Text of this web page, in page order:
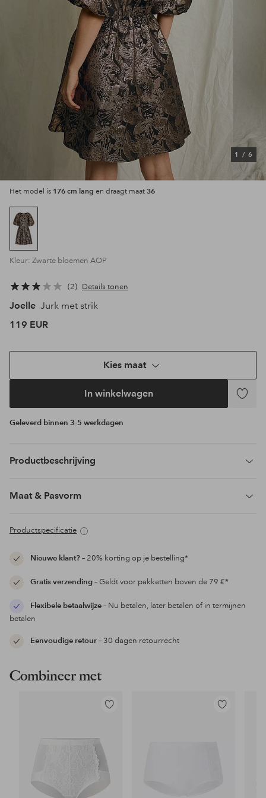
1 / 6
Het model is 176 cm lang en draagt maat 36
Kleur: Zwarte bloemen AOP
2 Details tonen
Joelle Jurk met strik
119 EUR
Kies maat
In winkelwagen
Geleverd binnen 3-5 werkdagen
Productbeschrijving
Maat & Pasvorm
Productspecificatie
Nieuwe klant?– 20% korting op je bestelling*
Gratis verzending– Geldt voor pakketten boven de 79 €*
Flexibele betaalwijze– Nu betalen, later betalen of in termijnen
betalen
Eenvoudige retour– 30 dagen retourrecht
Combineer met
Toevoegen
Toevoegen